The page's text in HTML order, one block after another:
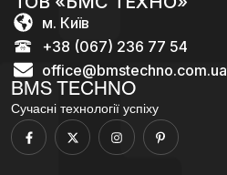
BMS TECHNO
Сучасні технології успіху
м. Київ
+38 (067) 236 77 54
office@bmstechno.com.ua